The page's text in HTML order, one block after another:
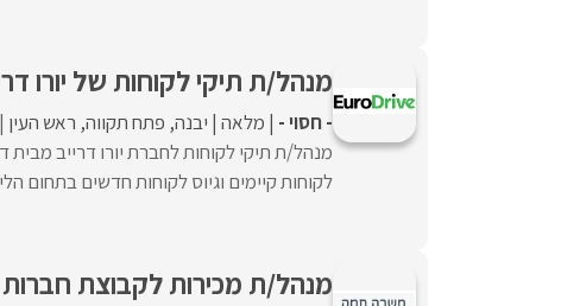
מנהל/ת תיקי לקוחות של יורו
- חסוי - מלאה יבנה פתח תקווה ראש העין
מנהל/ת תיקי לקוחות לחברת יורו דרייב מבית
לקוחות קיימים וגיוס לקוחות חדשים בתחום
מנהל/ת מכירות לקבוצת חברות